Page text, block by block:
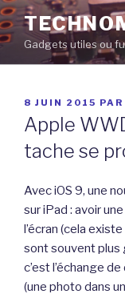
Aller
au
contenu
principal
Gadgets utiles ou
PUBLIÉ
LE
8 JUIN 2015 PAR
Apple
tache se
Avec iOS 9, une
sur iPad : avoir
l’écran (cela
sont souvent plus
c’est l’échange
(une photo dans